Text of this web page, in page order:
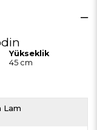
Yükseklik
45 cm
Lam